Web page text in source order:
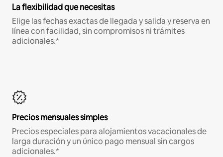
La flexibilidad que necesitas
Elige las fechas exactas de llegada y salida y reserva en
línea con facilidad, sin compromisos ni trámites
adicionales.*
Precios mensuales simples
Precios especiales para alojamientos vacacionales de
larga duración y un único pago mensual sin cargos
adicionales.*